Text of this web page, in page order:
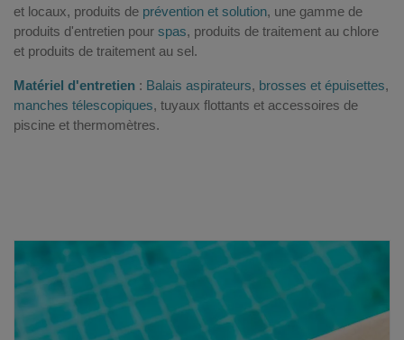
et locaux, produits de prévention et solution, une gamme de
produits d'entretien pour spas, produits de traitement au chlore
et produits de traitement au sel.
Matériel d'entretien : Balais aspirateurs, brosses et épuisettes,
manches télescopiques, tuyaux flottants et accessoires de
piscine et thermomètres.